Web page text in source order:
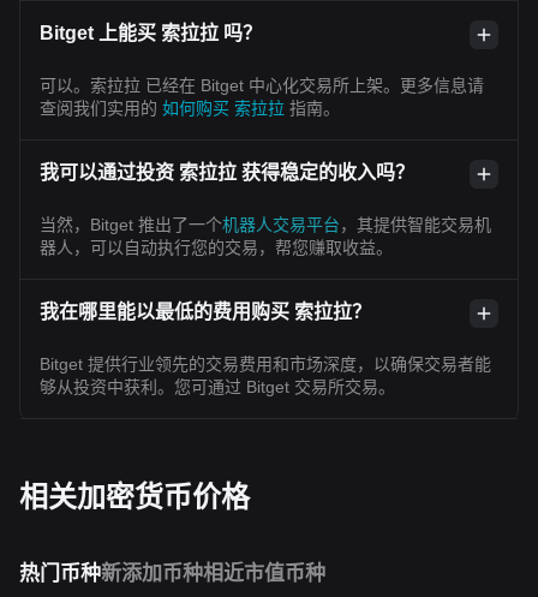
Bitget 上能买 索拉拉 吗？
可以。索拉拉 已经在 Bitget 中心化交易所上架。更多信息请
查阅我们实用的 如何购买 索拉拉 指南。
我可以通过投资 索拉拉 获得稳定的收入吗？
当然，Bitget 推出了一个机器人交易平台，其提供智能交易机
器人，可以自动执行您的交易，帮您赚取收益。
我在哪里能以最低的费用购买 索拉拉？
Bitget 提供行业领先的交易费用和市场深度，以确保交易者能
够从投资中获利。您可通过 Bitget 交易所交易。
相关加密货币价格
热门币种新添加币种相近市值币种